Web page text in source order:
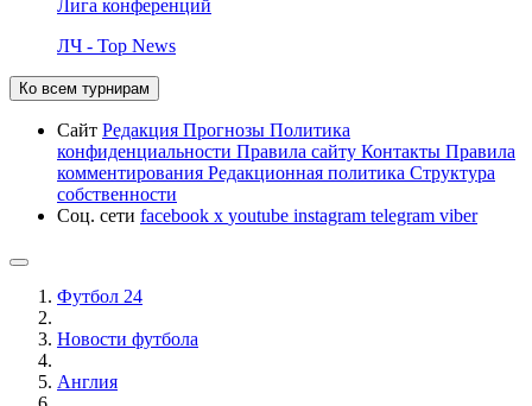
Лига конференций
ЛЧ - Top News
Ко всем турнирам
Сайт Редакция Прогнозы Политика
конфиденциальности Правила сайту Контакты Правила
комментирования Редакционная политика Структура
собственности
Соц. сети facebook x youtube instagram telegram viber
Футбол 24
Новости футбола
Англия